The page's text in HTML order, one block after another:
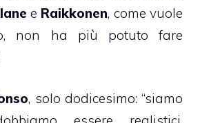
e Raikkonen, come vuole
non ha più potuto fare
, solo dodicesimo: “siamo